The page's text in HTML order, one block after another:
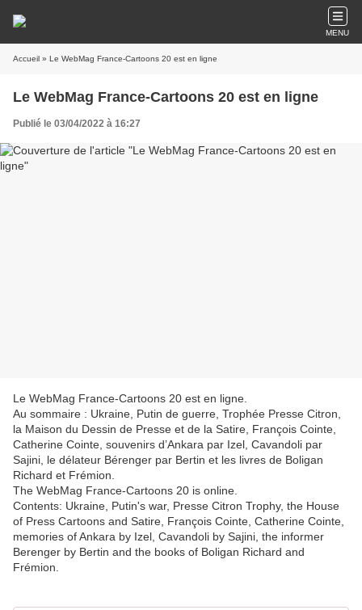
MENU
Accueil » Le WebMag France-Cartoons 20 est en ligne
Le WebMag France-Cartoons 20 est en ligne
Publié le 03/04/2022 à 16:27
Le WebMag France-Cartoons 20 est en ligne.
Au sommaire : Ukraine, Putin de guerre, Trophée Presse Citron,
la Maison du Dessin de Presse et de la Satire, François Cointe,
Catherine Cointe, souvenirs d’Ankara par Izel, Cavandoli par
Sajini, le délateur Bérenger par Bertin et les livres de Boligan
Richard et Frémion.
The WebMag France-Cartoons 20 is online.
Contents: Ukraine, Putin's war, Presse Citron Trophy, the House
of Press Cartoons and Satire, François Cointe, Catherine Cointe,
memories of Ankara by Izel, Cavandoli by Sajini, the informer
Berenger by Bertin and the books of Boligan Richard and
Frémion.